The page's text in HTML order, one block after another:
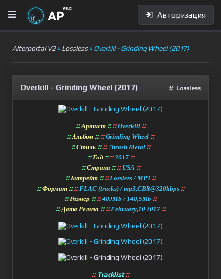
Авторизация
Alterportal V2»Lossless» Overkill - Grinding Wheel (2017)
Overkill - Grinding Wheel (2017) Lossless
::Артист :: :: Overkill ::
::Альбом :: :: Grinding Wheel ::
::Стиль :: :: Thrash Metal ::
::Год :: :: 2017 ::
::Страна :: :: USA ::
::Битрейт :: :: Lossless / MP3 ::
::Формат :: :: FLAC (tracks) / mp3,CBR@320kbps ::
::Размер :: :: 489Mb / 148,5Mb ::
::Дата Релиза :: :: February,10 2017 ::
:: Tracklist ::